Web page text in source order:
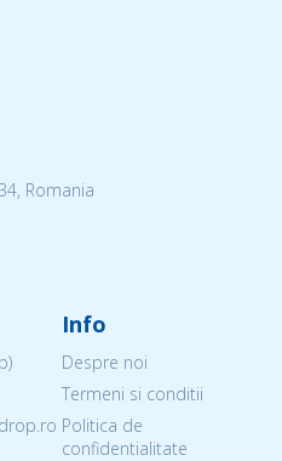
Romania
Info
Despre noi
Termeni si conditii
Politica de
confidentialitate